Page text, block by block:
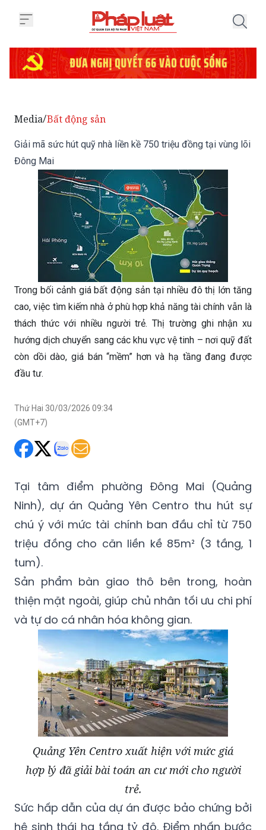
Giải mã sức hút quỹ nhà liền kề 750 triệu đồng tại vùng lõi
Trong bối cảnh giá bất động sản tại nhiều đô thị lớn tăng
cao, việc tìm kiếm nhà ở phù hợp khả năng tài chính vẫn là
thách thức với nhiều người trẻ. Thị trường ghi nhận xu
hướng dịch chuyển sang các khu vực vệ tinh – nơi quỹ đất
còn dồi dào, giá bán “mềm” hơn và hạ tầng đang được
đầu tư.
Thứ Hai 30/03/2026 09:34
Tại tâm điểm phường Đông Mai (Quảng
chú ý với mức tài chính ban đầu chỉ từ 750
triệu đồng cho căn liền kề 85m² (3 tầng, 1
tum).
Sản phẩm bàn giao thô bên trong, hoàn
thiện mặt ngoài, giúp chủ nhân tối ưu chi phí
và tự do cá nhân hóa không gian.
Quảng Yên Centro xuất hiện với mức giá
hợp lý đã giải bài toán an cư mới cho người
trẻ.
Sức hấp dẫn của dự án được bảo chứng bởi
hệ sinh thái hạ tầng tỷ đô. Điểm nhấn bước
ngoặt là quy hoạch tuyến đường sắt tốc độ